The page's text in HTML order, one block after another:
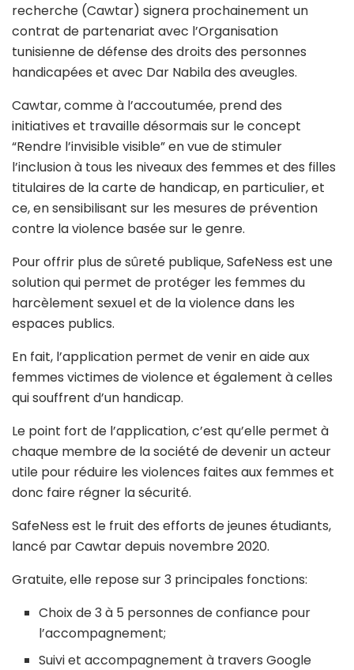
recherche (Cawtar) signera prochainement un
contrat de partenariat avec l’Organisation
tunisienne de défense des droits des personnes
handicapées et avec Dar Nabila des aveugles.
Cawtar, comme à l’accoutumée, prend des
initiatives et travaille désormais sur le concept
“Rendre l’invisible visible” en vue de stimuler
l’inclusion à tous les niveaux des femmes et des filles
titulaires de la carte de handicap, en particulier, et
ce, en sensibilisant sur les mesures de prévention
contre la violence basée sur le genre.
Pour offrir plus de sûreté publique, SafeNess est une
solution qui permet de protéger les femmes du
harcèlement sexuel et de la violence dans les
espaces publics.
En fait, l’application permet de venir en aide aux
femmes victimes de violence et également à celles
qui souffrent d’un handicap.
Le point fort de l’application, c’est qu’elle permet à
chaque membre de la société de devenir un acteur
utile pour réduire les violences faites aux femmes et
donc faire régner la sécurité.
SafeNess est le fruit des efforts de jeunes étudiants,
lancé par Cawtar depuis novembre 2020.
Gratuite, elle repose sur 3 principales fonctions:
Choix de 3 à 5 personnes de confiance pour
l’accompagnement;
Suivi et accompagnement à travers Google